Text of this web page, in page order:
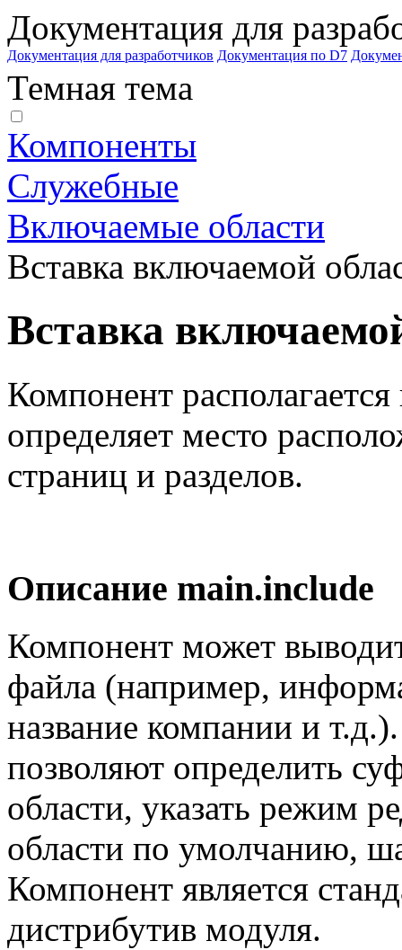
Документация для
Документация для разработчиков Документация по D7
Темная тема
Компоненты
Служебные
Включаемые области
Вставка включаемой
Вставка
Компонент
определяет место
страниц и разделов.
Описание main.include
Компонент может
файла (например,
название компании и
позволяют определить
области, указать режим
области по умолчанию,
Компонент является
дистрибутив модуля.